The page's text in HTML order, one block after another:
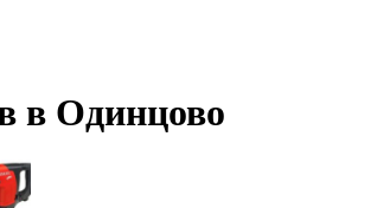
в Одинцово